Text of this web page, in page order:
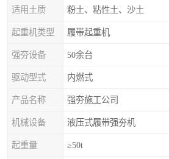
适用土质 粉土、粘性土、沙土
起重机类型 履带起重机
强夯设备 50余台
驱动型式 内燃式
产品名称 强夯施工公司
机械设备 液压式履带强夯机
起重量 ≥50t